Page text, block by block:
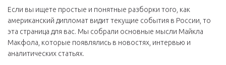
Если вы ищете простые и понятные разборки того, как
американский дипломат видит текущие события в России, то
эта страница для вас. Мы собрали основные мысли Майкла
Макфола, которые появлялись в новостях, интервью и
аналитических статьях.